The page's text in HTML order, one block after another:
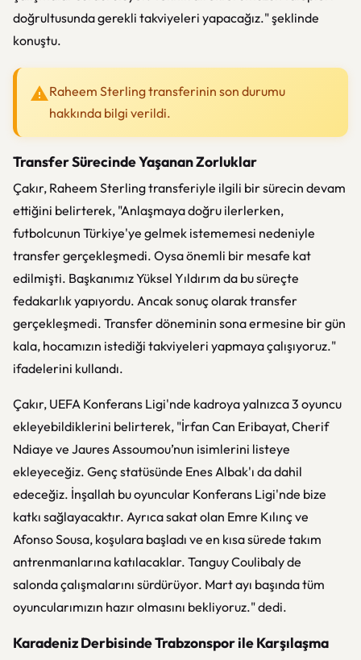
doğrultusunda gerekli takviyeleri yapacağız." şeklinde
konuştu.
Raheem Sterling transferinin son durumu
hakkında bilgi verildi.
Transfer Sürecinde Yaşanan Zorluklar
Çakır, Raheem Sterling transferiyle ilgili bir sürecin devam
ettiğini belirterek, "Anlaşmaya doğru ilerlerken,
futbolcunun Türkiye'ye gelmek istememesi nedeniyle
transfer gerçekleşmedi. Oysa önemli bir mesafe kat
edilmişti. Başkanımız Yüksel Yıldırım da bu süreçte
fedakarlık yapıyordu. Ancak sonuç olarak transfer
gerçekleşmedi. Transfer döneminin sona ermesine bir gün
kala, hocamızın istediği takviyeleri yapmaya çalışıyoruz."
ifadelerini kullandı.
Çakır, UEFA Konferans Ligi'nde kadroya yalnızca 3 oyuncu
ekleyebildiklerini belirterek, "İrfan Can Eribayat, Cherif
Ndiaye ve Jaures Assoumou’nun isimlerini listeye
ekleyeceğiz. Genç statüsünde Enes Albak'ı da dahil
edeceğiz. İnşallah bu oyuncular Konferans Ligi'nde bize
katkı sağlayacaktır. Ayrıca sakat olan Emre Kılınç ve
Afonso Sousa, koşulara başladı ve en kısa sürede takım
antrenmanlarına katılacaklar. Tanguy Coulibaly de
salonda çalışmalarını sürdürüyor. Mart ayı başında tüm
oyuncularımızın hazır olmasını bekliyoruz." dedi.
Karadeniz Derbisinde Trabzonspor ile Karşılaşma